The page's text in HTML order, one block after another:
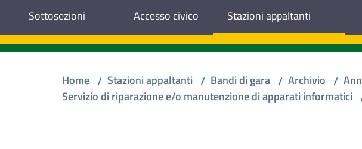
Sottosezioni Accesso civico Stazioni appaltanti
Home / Stazioni appaltanti / Bandi di gara / Archivio /
Servizio di riparazione e/o manutenzione di apparati informatici